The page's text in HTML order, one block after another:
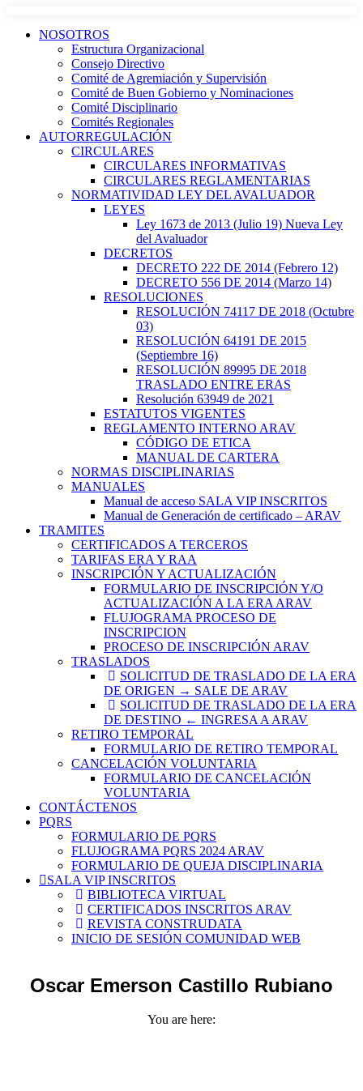
NOSOTROS
Estructura Organizacional
Consejo Directivo
Comité de Agremiación y Supervisión
Comité de Buen Gobierno y Nominaciones
Comité Disciplinario
Comités Regionales
AUTORREGULACIÓN
CIRCULARES
CIRCULARES INFORMATIVAS
CIRCULARES REGLAMENTARIAS
NORMATIVIDAD LEY DEL AVALUADOR
LEYES
Ley 1673 de 2013 (Julio 19) Nueva Ley
del Avaluador
DECRETOS
DECRETO 222 DE 2014 (Febrero 12)
DECRETO 556 DE 2014 (Marzo 14)
RESOLUCIONES
RESOLUCIÓN 74117 DE 2018 (Octubre
03)
RESOLUCIÓN 64191 DE 2015
(Septiembre 16)
RESOLUCIÓN 89995 DE 2018
TRASLADO ENTRE ERAS
Resolución 63949 de 2021
ESTATUTOS VIGENTES
REGLAMENTO INTERNO ARAV
CÓDIGO DE ETICA
MANUAL DE CARTERA
NORMAS DISCIPLINARIAS
MANUALES
Manual de acceso SALA VIP INSCRITOS
Manual de Generación de certificado – ARAV
TRAMITES
CERTIFICADOS A TERCEROS
TARIFAS ERA Y RAA
INSCRIPCIÓN Y ACTUALIZACIÓN
FORMULARIO DE INSCRIPCIÓN Y/O
ACTUALIZACIÓN A LA ERA ARAV
FLUJOGRAMA PROCESO DE
INSCRIPCION
PROCESO DE INSCRIPCIÓN ARAV
TRASLADOS
SOLICITUD DE TRASLADO DE LA ERA
DE ORIGEN → SALE DE ARAV
SOLICITUD DE TRASLADO DE LA ERA
DE DESTINO ← INGRESA A ARAV
RETIRO TEMPORAL
FORMULARIO DE RETIRO TEMPORAL
CANCELACIÓN VOLUNTARIA
FORMULARIO DE CANCELACIÓN
VOLUNTARIA
CONTÁCTENOS
PQRS
FORMULARIO DE PQRS
FLUJOGRAMA PQRS 2024 ARAV
FORMULARIO DE QUEJA DISCIPLINARIA
SALA VIP INSCRITOS
BIBLIOTECA VIRTUAL
CERTIFICADOS INSCRITOS ARAV
REVISTA CONSTRUDATA
INICIO DE SESIÓN COMUNIDAD WEB
Oscar Emerson Castillo Rubiano
You are here: